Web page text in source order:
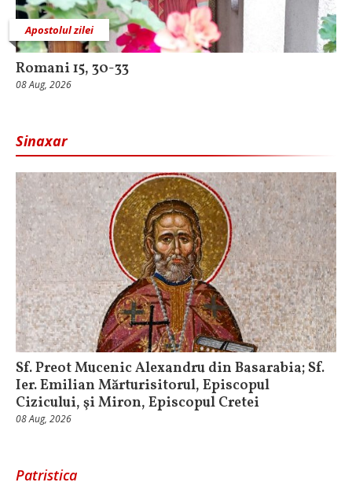
Apostolul zilei
Romani 15, 30-33
08 Aug, 2026
Sinaxar
Sf. Preot Mucenic Alexandru din Basarabia; Sf.
Ier. Emilian Mărturisitorul, Episcopul
Cizicului, şi Miron, Episcopul Cretei
08 Aug, 2026
Patristica